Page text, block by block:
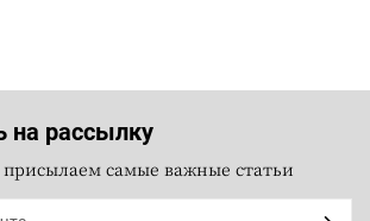
на рассылку
самые важные статьи